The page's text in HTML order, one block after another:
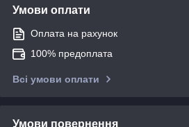
Умови оплати
Оплата на рахунок
100% предоплата
Всі умови оплати
Умови повернення